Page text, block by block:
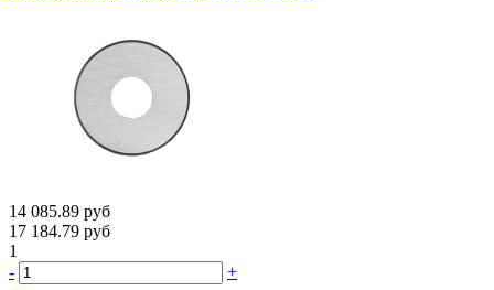
14 085.89 руб
17 184.79 руб
1
-
+